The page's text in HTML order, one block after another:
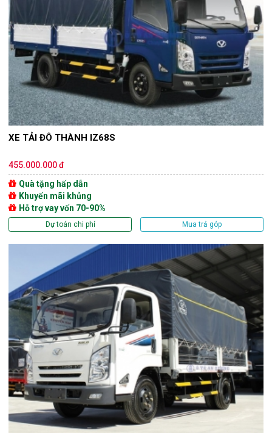
XE TẢI ĐÔ THÀNH IZ68S
455.000.000 đ
Quà tặng hấp dẫn
Khuyến mãi khủng
Hỗ trợ vay vốn 70-90%
Dự toán chi phí Mua trả góp